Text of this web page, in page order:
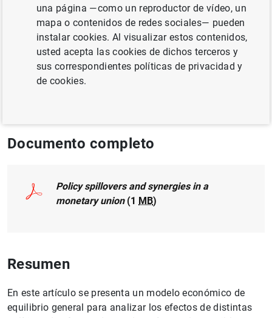
UNIÓN ECONÓMICA Y MONETARIA
FINANZAS DE LOS HOGARES
Publicado en:
International Journal of
Documento completo
Policy spillovers and synergies in a
monetary union(1 MB)
Resumen
En este artículo se presenta un modelo económico de
equilibrio general para analizar los efectos de distintas
una página —como un reproductor de vídeo, un
mapa o contenidos de redes sociales— pueden
instalar cookies. Al visualizar estos contenidos,
usted acepta las cookies de dichos terceros y
sus correspondientes políticas de privacidad y
de cookies.